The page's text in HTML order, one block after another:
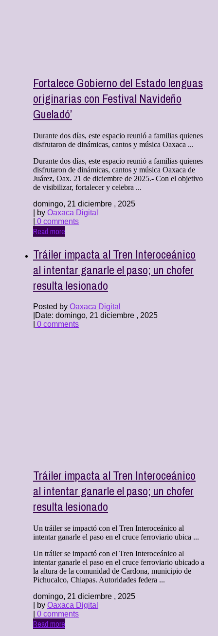
Fortalece Gobierno del Estado lenguas
originarias con Festival Navideño
Gueladó’
Durante dos días, este espacio reunió a familias quienes
disfrutaron de dinámicas, cantos y música Oaxaca ...
Durante dos días, este espacio reunió a familias quienes
disfrutaron de dinámicas, cantos y música Oaxaca de
Juárez, Oax. 21 de diciembre de 2025.- Con el objetivo
de visibilizar, fortalecer y celebra ...
domingo, 21 diciembre , 2025
| by Oaxaca Digital
0 comments
Read more
Tráiler impacta al Tren Interoceánico
al intentar ganarle el paso; un chofer
resulta lesionado
Posted by Oaxaca Digital
Date: domingo, 21 diciembre , 2025
0 comments
Tráiler impacta al Tren Interoceánico
al intentar ganarle el paso; un chofer
resulta lesionado
Un tráiler se impactó con el Tren Interoceánico al
intentar ganarle el paso en el cruce ferroviario ubica ...
Un tráiler se impactó con el Tren Interoceánico al
intentar ganarle el paso en el cruce ferroviario ubicado a
la altura de la comunidad de Cardona, municipio de
Pichucalco, Chiapas. Autoridades federa ...
domingo, 21 diciembre , 2025
| by Oaxaca Digital
0 comments
Read more